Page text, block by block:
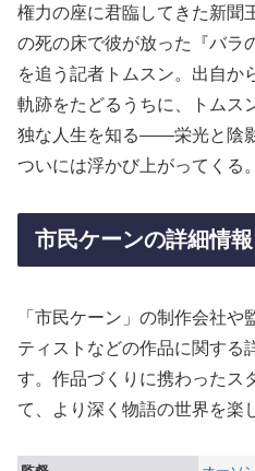
権力の座に君臨してきた新聞
の死の床で彼が放った『バラ
を追う記者トムスン。出自か
軌跡をたどるうちに、トムス
独な人生を知る——栄光と陰
ついには浮かび上がってくる。
市民ケーンの詳細情報
「市民ケーン」の制作会社
ティストなどの作品に関する
す。作品づくりに携わったス
て、より深く物語の世界を楽